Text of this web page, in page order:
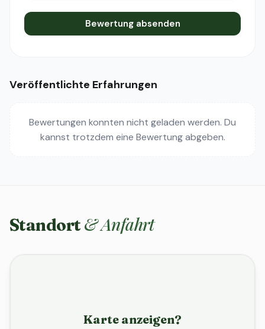
Bewertung absenden
Veröffentlichte Erfahrungen
Bewertungen konnten nicht geladen werden. Du
kannst trotzdem eine Bewertung abgeben.
Standort & Anfahrt
Karte anzeigen?